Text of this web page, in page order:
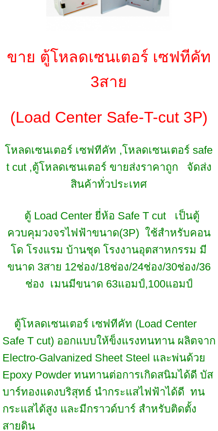
ขาย ตู้โหลดเซนเตอร์ เซฟทีคัท
3สาย
(Load Center Safe-T-cut 3P)
โหลดเซนเตอร์ เซฟทีคัท ,โหลดเซนเตอร์ safe
t cut ,ตู้โหลดเซนเตอร์ ขายส่งราคาถูก จัดส่ง
สินค้าทั่วประเทศ
ตู้ Load Center ยี่ห้อ Safe T cut เป็นตู้
ควบคุมวงจรไฟฟ้าขนาด(3P) ใช้สำหรับคอน
โด โรงแรม บ้านชุด โรงงานอุตสาหกรรม มี
ขนาด 3สาย 12ช่อง/18ช่อง/24ช่อง/30ช่อง/36
ช่อง เมนมีขนาด 63แอมป์,100แอมป์
ตู้โหลดเซนเตอร์ เซฟทีคัท (Load Center
Safe T cut) ออกแบบให้ข็งแรงทนทาน ผลิตจาก
Electro-Galvanized Sheet Steel และพ่นด้วย
Epoxy Powder ทนทานต่อการเกิดสนิมได้ดี บัส
บาร์ทองแดงบริสุทธ์ นำกระแสไฟฟ้าได้ดี ทน
กระแสได้สูง และมีกราวด์บาร์ สำหรับติดตั้ง
สายดิน